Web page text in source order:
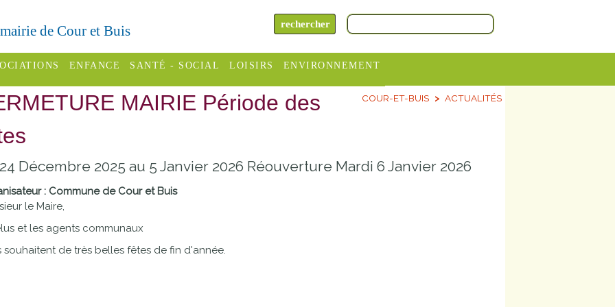
de Cour et Buis
des
des
ENFANCE
Assistantes
assistante
maternelle
SANTÉ - SOCIAL
Centres
CCAS
Départemental
LOISIRS
de
ENVIRONNEMENT
Horaires
incitative
COUR-ET-BUIS ACTUALITÉS
MAIRIE Période des
Décembre 2025 au 5 Janvier 2026 Réouverture Mardi 6 Janvier 2026
: Commune de Cour et Buis
le Maire,
et les agents communaux
souhaitent de très belles fêtes de fin d'année.